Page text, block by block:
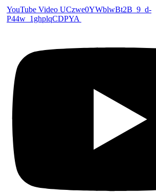
YouTube Video UCzwe0YWblwBt2B_9_d-
P44w_1ghplqCDPYA